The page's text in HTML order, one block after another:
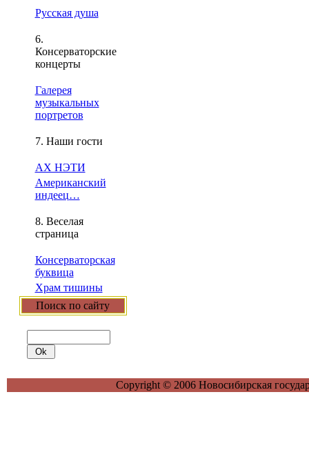
Русская душа
6.
Консерваторские
концерты
Галерея
музыкальных
портретов
7. Наши гости
АХ НЭТИ
Американский
индеец…
8. Веселая
страница
Консерваторская
буквица
Храм тишины
Поиск по сайту
Copyright © 2006 Новосибирская